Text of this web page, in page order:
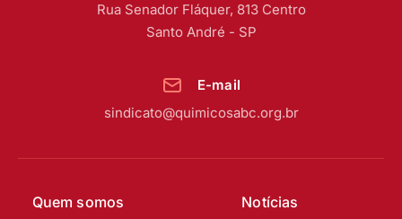
Quem somos
Notícias
Rua Senador Fláquer, 813 Centro
Santo André - SP
E-mail
sindicato@quimicosabc.org.br